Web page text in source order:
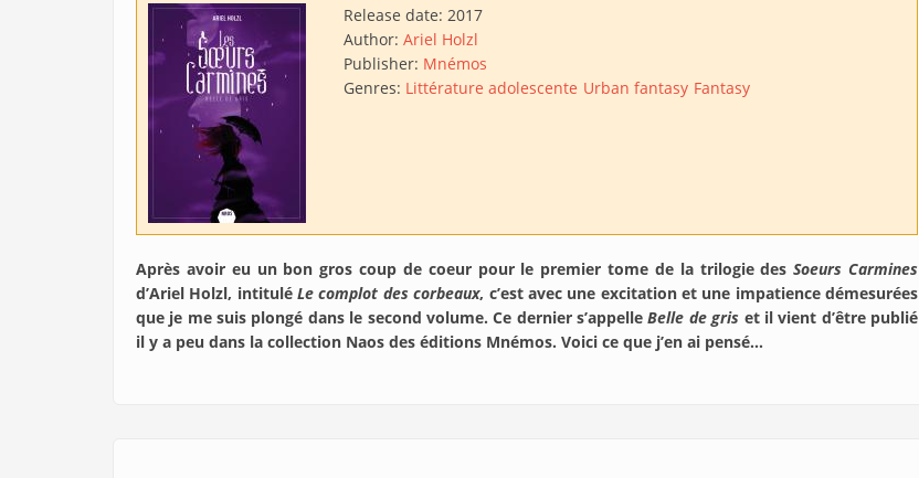
Release date: 2017
Author: Ariel Holzl
Publisher: Mnémos
Genres: Littérature adolescente Urban fantasy Fantasy
Après avoir eu un bon gros coup de coeur pour le premier tome de la trilogie desSoeurs Carmines
d’Ariel Holzl, intituléLe complot des corbeaux, c’est avec une excitation et une impatience démesurées
que je me suis plongé dans le second volume. Ce dernier s’appelleBelle de gris et il vient d’être publié
il y a peu dans la collection Naos des éditions Mnémos. Voici ce que j’en ai pensé…